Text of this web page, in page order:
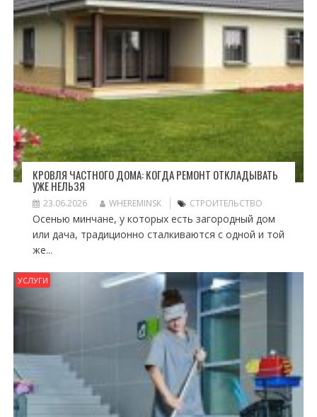
КРОВЛЯ ЧАСТНОГО ДОМА: КОГДА РЕМОНТ ОТКЛАДЫВАТЬ
УЖЕ НЕЛЬЗЯ
23.06.2026 WHEREMINSK СТРОИТЕЛЬСТВО
Осенью минчане, у которых есть загородный дом
или дача, традиционно сталкиваются с одной и той
же...
УСЛУГИ